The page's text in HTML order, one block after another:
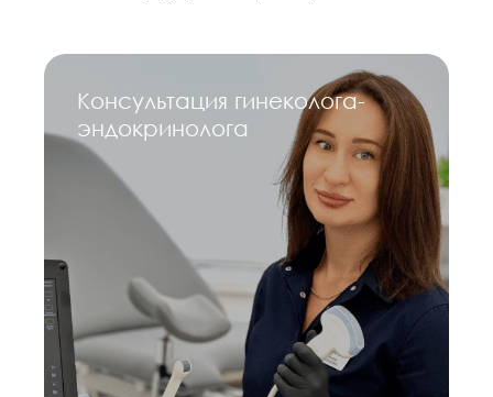
Консультация гинеколога-
эндокринолога